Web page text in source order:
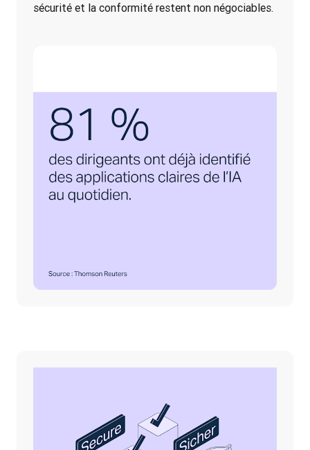
sécurité et la conformité restent non négociables.